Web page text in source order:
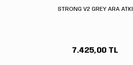
STRONG V2 GREY ARA ATKI
7.425,00 TL